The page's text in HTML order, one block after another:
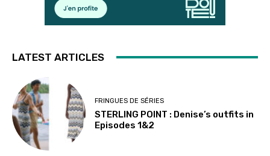
LATEST ARTICLES
FRINGUES DE SÉRIES
STERLING POINT : Denise’s outfits in
Episodes 1&2